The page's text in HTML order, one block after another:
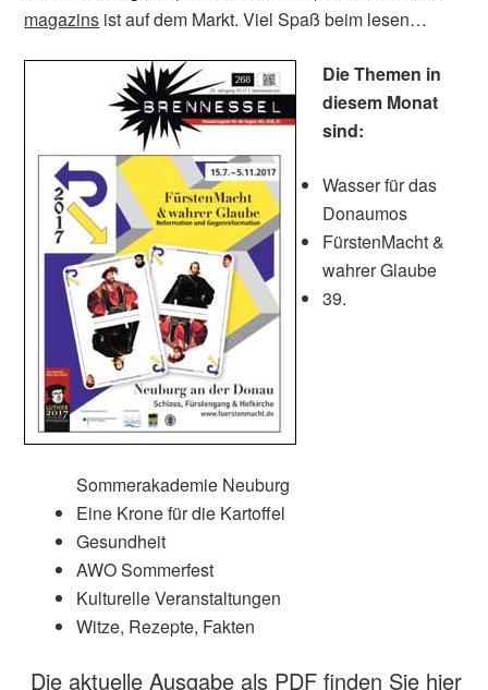
magazins ist auf dem Markt. Viel Spaß beim lesen…
Die Themen in
diesem Monat
sind:
Wasser für das
Donaumos
FürstenMacht &
wahrer Glaube
39.
Sommerakademie Neuburg
Eine Krone für die Kartoffel
Gesundheit
AWO Sommerfest
Kulturelle Veranstaltungen
Witze, Rezepte, Fakten
Die aktuelle Ausgabe als PDF finden Sie hier